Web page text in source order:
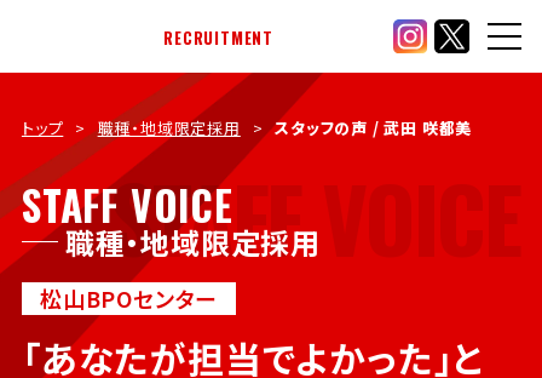
RECRUITMENT
トップ 職種・地域限定採用 スタッフの声 / 武田 咲都美
STAFF VOICE
職種・地域限定採用
松山BPOセンター
「あなたが担当でよかった」と
STAFF VOICE